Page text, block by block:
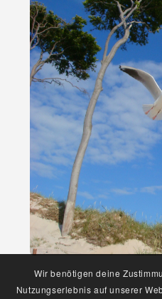
Wir benötigen deine
Nutzungserlebnis auf unserer